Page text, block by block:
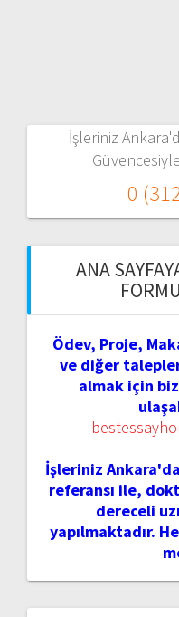
İşleriniz
0
ANA
Ödev, Proje,
ve diğer
almak için
İşleriniz Ankara'da
referansı ile,
dereceli
yapılmaktadır.